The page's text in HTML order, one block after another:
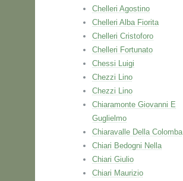
Chelleri Agostino
Chelleri Alba Fiorita
Chelleri Cristoforo
Chelleri Fortunato
Chessi Luigi
Chezzi Lino
Chezzi Lino
Chiaramonte Giovanni E
Guglielmo
Chiaravalle Della Colomba
Chiari Bedogni Nella
Chiari Giulio
Chiari Maurizio